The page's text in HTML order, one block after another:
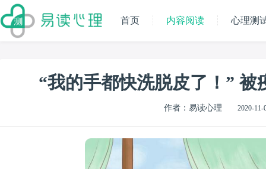
首页 内容阅读 心理测
“我的手都快洗脱皮了！”
作者：易读心理 2020-11-